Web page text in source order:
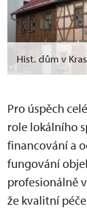
Hist. dům v
Pro úspěch
role lokálního
financování a
fungování
profesionálně
že kvalitní